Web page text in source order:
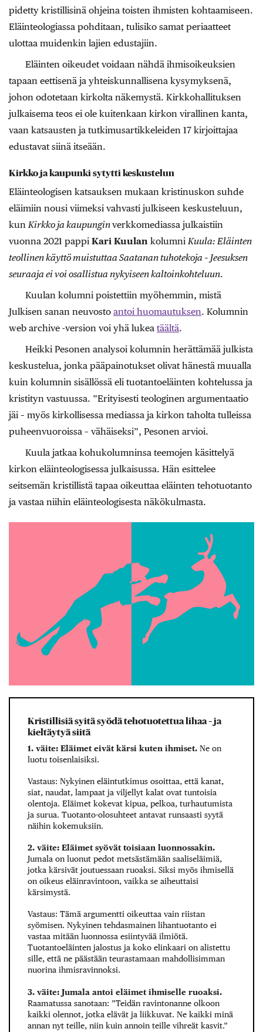
pidetty kristillisinä ohjeina toisten ihmisten kohtaamiseen.
Eläinteologiassa pohditaan, tulisiko samat periaatteet
ulottaa muidenkin lajien edustajiin.
Eläinten oikeudet voidaan nähdä ihmisoikeuksien
tapaan eettisenä ja yhteiskunnallisena kysymyksenä,
johon odotetaan kirkolta näkemystä. Kirkkohallituksen
julkaisema teos ei ole kuitenkaan kirkon virallinen kanta,
vaan katsausten ja tutkimusartikkeleiden 17 kirjoittajaa
edustavat siinä itseään.
Kirkko ja kaupunki sytytti keskustelun
Eläinteologisen katsauksen mukaan kristinuskon suhde
eläimiin nousi viimeksi vahvasti julkiseen keskusteluun,
kun Kirkko ja kaupunginverkkomediassa julkaistiin
vuonna 2021 pappi Kari Kuulan kolumni Kuula: Eläinten
teollinen käyttö muistuttaa Saatanan tuhotekoja – Jeesuksen
seuraaja ei voi osallistua nykyiseen kaltoinkohteluun.
Kuulan kolumni poistettiin myöhemmin, mistä
Julkisen sanan neuvosto antoi huomautuksen. Kolumnin
web archive -version voi yhä lukea täältä.
Heikki Pesonen analysoi kolumnin herättämää julkista
keskustelua, jonka pääpainotukset olivat hänestä muualla
kuin kolumnin sisällössä eli tuotantoeläinten kohtelussa ja
kristityn vastuussa. ”Erityisesti teologinen argumentaatio
jäi – myös kirkollisessa mediassa ja kirkon taholta tulleissa
puheenvuoroissa – vähäiseksi”, Pesonen arvioi.
Kuula jatkaa kohukolumninsa teemojen käsittelyä
kirkon eläinteologisessa julkaisussa. Hän esittelee
seitsemän kristillistä tapaa oikeuttaa eläinten tehotuotanto
ja vastaa niihin eläinteologisesta näkökulmasta.
Kristillisiä syitä syödä tehotuotettua lihaa – ja
kieltäytyä siitä
1. väite: Eläimet eivät kärsi kuten ihmiset. Ne on
luotu toisenlaisiksi.
Vastaus: Nykyinen eläintutkimus osoittaa, että kanat,
siat, naudat, lampaat ja viljellyt kalat ovat tuntoisia
olentoja. Eläimet kokevat kipua, pelkoa, turhautumista
ja surua. Tuotanto-olosuhteet antavat runsaasti syytä
näihin kokemuksiin.
2. väite: Eläimet syövät toisiaan luonnossakin.
Jumala on luonut pedot metsästämään saaliseläimiä,
jotka kärsivät joutuessaan ruoaksi. Siksi myös ihmisellä
on oikeus eläinravintoon, vaikka se aiheuttaisi
kärsimystä.
Vastaus: Tämä argumentti oikeuttaa vain riistan
syömisen. Nykyinen tehdasmainen lihantuotanto ei
vastaa mitään luonnossa esiintyvää ilmiötä.
Tuotantoeläinten jalostus ja koko elinkaari on alistettu
sille, että ne päästään teurastamaan mahdollisimman
nuorina ihmisravinnoksi.
3. väite: Jumala antoi eläimet ihmiselle ruoaksi.
Raamatussa sanotaan: ”Teidän ravintonanne olkoon
kaikki olennot, jotka elävät ja liikkuvat. Ne kaikki minä
annan nyt teille, niin kuin annoin teille vihreät kasvit.”